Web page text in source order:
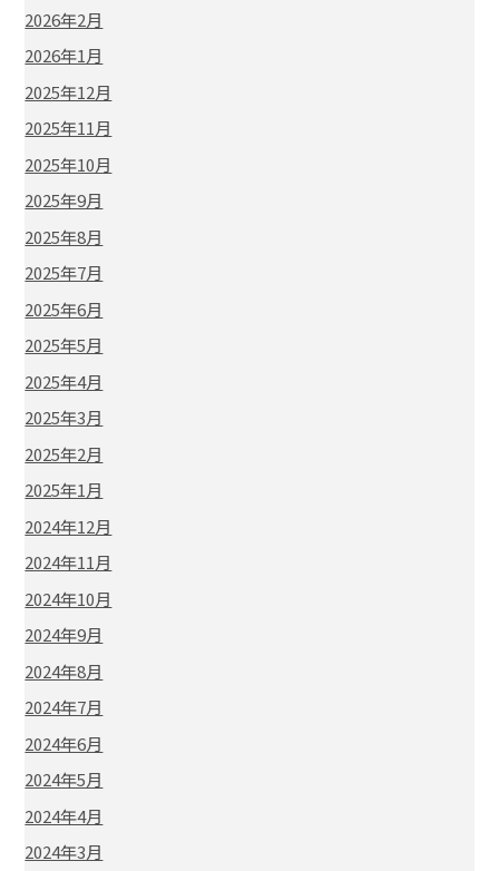
2026年2月
2026年1月
2025年12月
2025年11月
2025年10月
2025年9月
2025年8月
2025年7月
2025年6月
2025年5月
2025年4月
2025年3月
2025年2月
2025年1月
2024年12月
2024年11月
2024年10月
2024年9月
2024年8月
2024年7月
2024年6月
2024年5月
2024年4月
2024年3月